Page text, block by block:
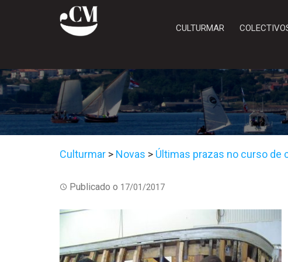
CULTURMAR
Culturmar > Novas > Últimas prazas no curso de
Publicado o 17/01/2017